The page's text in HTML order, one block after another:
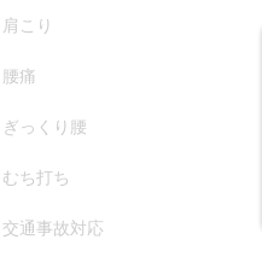
肩こり
腰痛
ぎっくり腰
むち打ち
交通事故対応